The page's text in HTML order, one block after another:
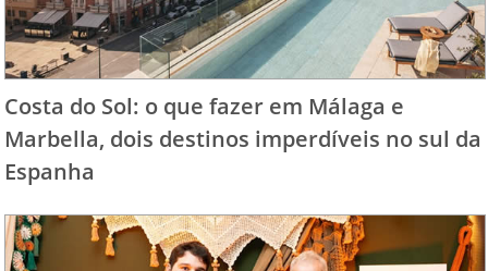
Costa do Sol: o que fazer em Málaga e
Marbella, dois destinos imperdíveis no sul da
Espanha